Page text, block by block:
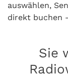
auswählen,
direkt buchen
Sie